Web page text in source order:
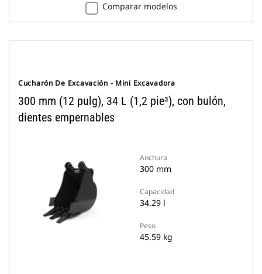
Comparar modelos
Cucharón De Excavación - Mini Excavadora
300 mm (12 pulg), 34 L (1,2 pie³), con bulón,
dientes empernables
Anchura
300 mm
Capacidad
34.29 l
Peso
45.59 kg